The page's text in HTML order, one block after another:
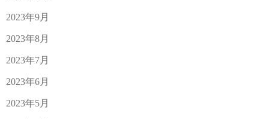
2023年9月
2023年8月
2023年7月
2023年6月
2023年5月